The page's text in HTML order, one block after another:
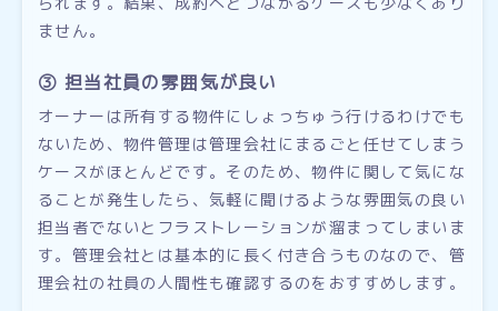
ません。
③ 担当社員の雰囲気が良い
オーナーは所有する物件にしょっちゅう行けるわけでも
ないため、物件管理は管理会社にまるごと任せてしまう
ケースがほとんどです。そのため、物件に関して気にな
ることが発生したら、気軽に聞けるような雰囲気の良い
担当者でないとフラストレーションが溜まってしまいま
す。管理会社とは基本的に長く付き合うものなので、管
理会社の社員の人間性も確認するのをおすすめします。